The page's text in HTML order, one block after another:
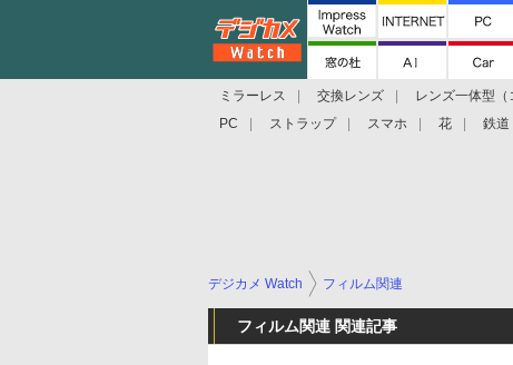
ミラーレス 交換レンズ レンズ一体型（
PC
ストラップ スマホ 花 鉄道
デジカメ Watch フィルム関連
フィルム関連 関連記事